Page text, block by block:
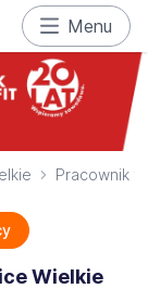
Menu
Pracownik
Wielkie